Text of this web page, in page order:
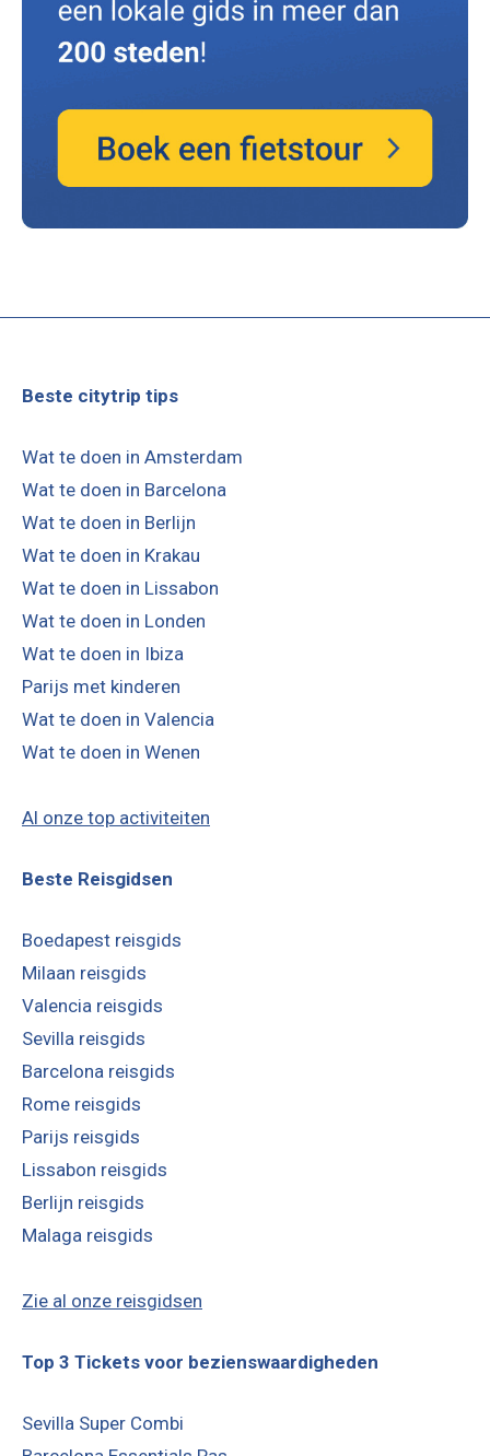
Beste citytrip tips
Wat te doen in Amsterdam
Wat te doen in Barcelona
Wat te doen in Berlijn
Wat te doen in Krakau
Wat te doen in Lissabon
Wat te doen in Londen
Wat te doen in Ibiza
Parijs met kinderen
Wat te doen in Valencia
Wat te doen in Wenen
Al onze top activiteiten
Beste Reisgidsen
Boedapest reisgids
Milaan reisgids
Valencia reisgids
Sevilla reisgids
Barcelona reisgids
Rome reisgids
Parijs reisgids
Lissabon reisgids
Berlijn reisgids
Malaga reisgids
Zie al onze reisgidsen
Top 3 Tickets voor bezienswaardigheden
Sevilla Super Combi